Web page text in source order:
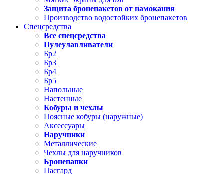
Защита бронепакетов от намокания
Производство водостойких бронепакетов
Спецсредства
Все спецсредства
Пулеулавливатели
Бр2
Бр3
Бр4
Бр5
Напольные
Настенные
Кобуры и чехлы
Поясные кобуры (наружные)
Аксессуары
Наручники
Металлические
Чехлы для наручников
Бронепапки
Пасгард